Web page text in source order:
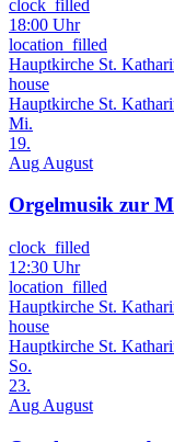
clock_filled
18:00 Uhr
location_filled
Hauptkirche St.
house
Hauptkirche St.
Mi.
19.
Aug August
Orgelmusik zur
clock_filled
12:30 Uhr
location_filled
Hauptkirche St.
house
Hauptkirche St.
So.
23.
Aug August